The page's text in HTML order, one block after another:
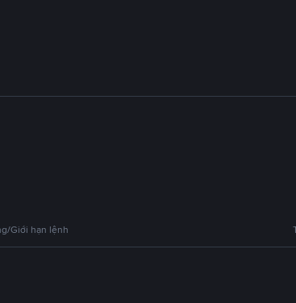
Giới hạn lệnh